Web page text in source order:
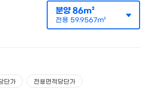
매매 1억 5000만원
전용60m²
계약일 '26. 07
분양86m²
전용 59.9567m²
단가 전용면적당단가